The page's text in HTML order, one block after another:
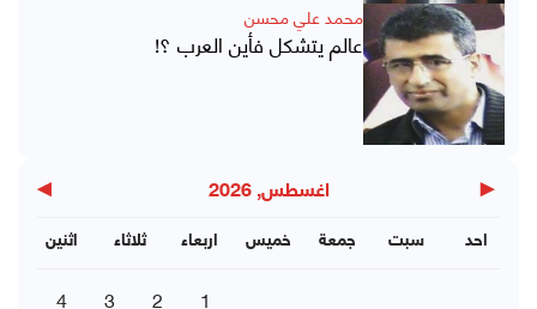
محمد علي محسن
عالم يتشكل فأين العرب ؟!
◀ اغسطس, 2026 ▶
اثنين ثلاثاء اربعاء خميس جمعة سبت احد
1
2
3
4